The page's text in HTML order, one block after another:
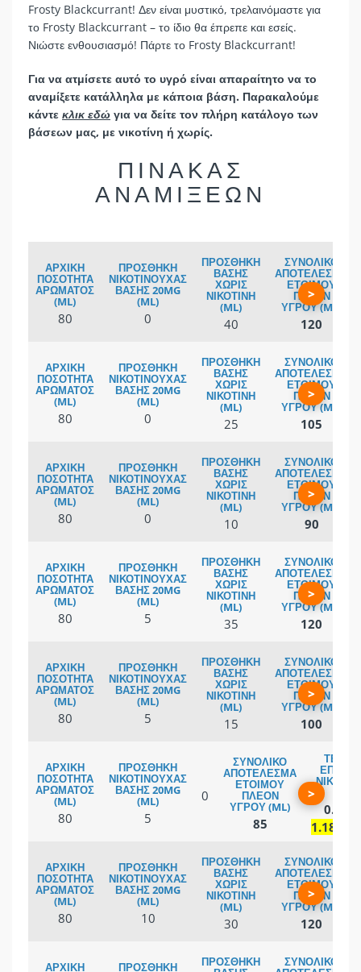
Frosty Blackcurrant! Δεν είναι μυστικό, τρελαινόμαστε για
το Frosty Blackcurrant – το ίδιο θα έπρεπε και εσείς.
Νιώστε ενθουσιασμό! Πάρτε το Frosty Blackcurrant!
Για να ατμίσετε αυτό το υγρό είναι απαραίτητο να το
αναμίξετε κατάλληλα με κάποια βάση. Παρακαλούμε
κάντε κλικ εδώ για να δείτε τον πλήρη κατάλογο των
βάσεων μας, με νικοτίνη ή χωρίς.
ΠΙΝΑΚΑΣ
ΑΝΑΜΙΞΕΩΝ
80 0 40 120
>
80 0 25 105
>
80 0 10 90
>
80 5 35 120
>
80 5 15 100
>
80 5
0
85
0.12
>
80 10 30 120
>